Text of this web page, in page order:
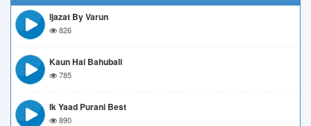
Ijazat By Varun
826
Kaun Hai Bahubali
785
Ik Yaad Purani Best
890